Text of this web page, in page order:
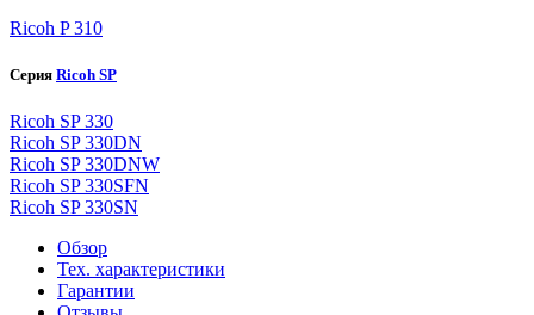
Ricoh P 310
Серия Ricoh SP
Ricoh SP 330
Ricoh SP 330DN
Ricoh SP 330DNW
Ricoh SP 330SFN
Ricoh SP 330SN
Обзор
Тех. характеристики
Гарантии